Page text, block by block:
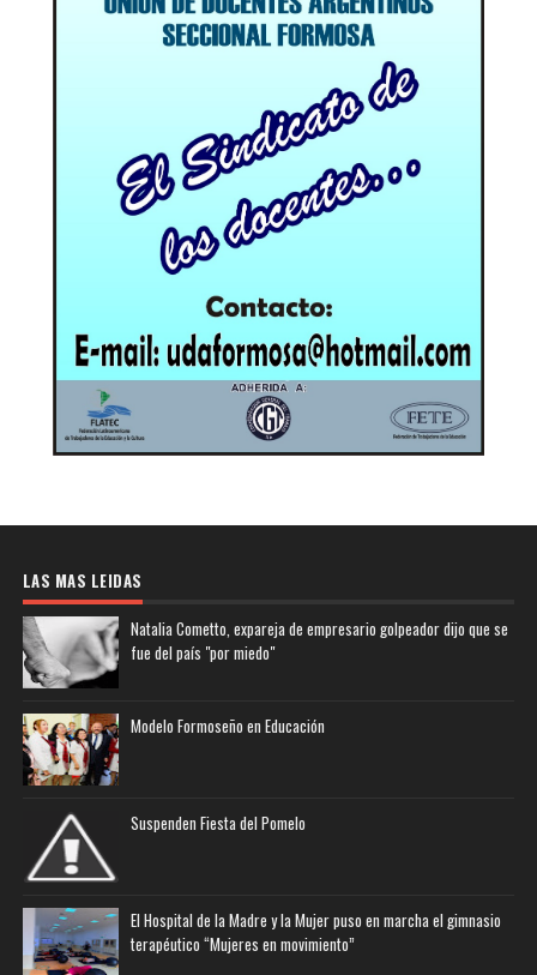
LAS MAS LEIDAS
Natalia Cometto, expareja de empresario golpeador dijo que se
fue del país "por miedo"
Modelo Formoseño en Educación
Suspenden Fiesta del Pomelo
El Hospital de la Madre y la Mujer puso en marcha el gimnasio
terapéutico “Mujeres en movimiento”